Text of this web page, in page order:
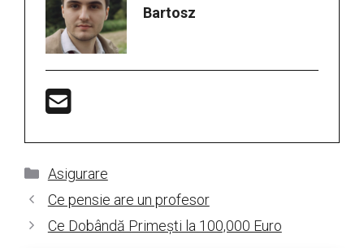
Bartosz
Categorii
Asigurare
Ce pensie are un profesor
Ce Dobândă Primești la 100,000 Euro